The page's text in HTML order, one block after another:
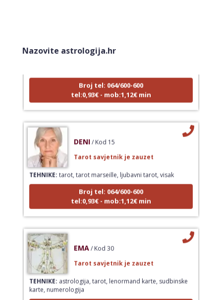
Nazovite astrologija.hr
Broj tel: 064/600-600
tel:0,93€ - mob:1,12€ min
TEHNIKE:tarot, tarot marseille, ljubavni tarot, visak
Broj tel: 064/600-600
tel:0,93€ - mob:1,12€ min
TEHNIKE:astrologija, tarot, lenormand karte, sudbinske
karte, numerologija